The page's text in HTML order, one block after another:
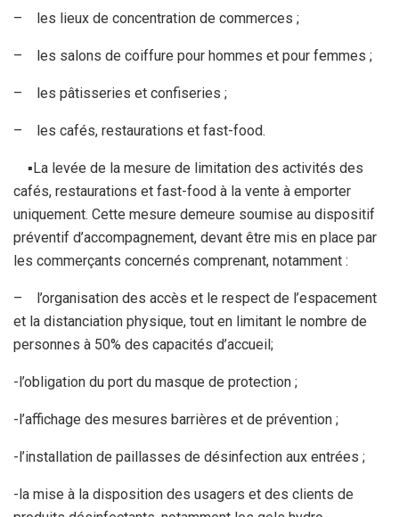
– les lieux de concentration de commerces ;
– les salons de coiffure pour hommes et pour femmes ;
– les pâtisseries et confiseries ;
– les cafés, restaurations et fast-food.
▪La levée de la mesure de limitation des activités des
cafés, restaurations et fast-food à la vente à emporter
uniquement. Cette mesure demeure soumise au dispositif
préventif d’accompagnement, devant être mis en place par
les commerçants concernés comprenant, notamment :
– l’organisation des accès et le respect de l’espacement
et la distanciation physique, tout en limitant le nombre de
personnes à 50% des capacités d’accueil;
-l’obligation du port du masque de protection ;
-l’affichage des mesures barrières et de prévention ;
-l’installation de paillasses de désinfection aux entrées ;
-la mise à la disposition des usagers et des clients de